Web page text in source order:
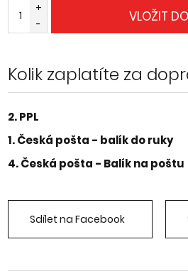
+
-
VLOŽIT
Kolik zaplatíte za
2. PPL
1. Česká pošta - balík do ruky
4. Česká pošta - Balík na poštu
Sdílet na Facebook